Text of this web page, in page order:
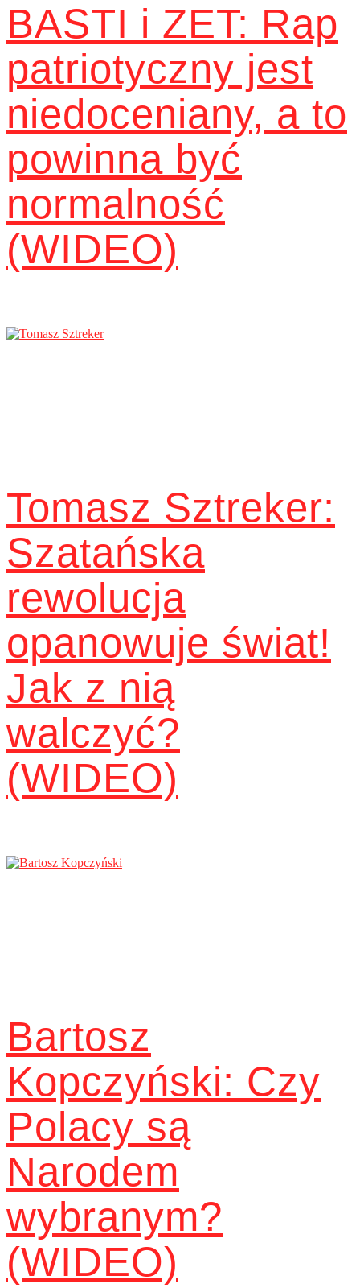
BASTI i ZET: Rap
patriotyczny jest
niedoceniany, a to
powinna być
normalność
(WIDEO)
Tomasz Sztreker:
Szatańska
rewolucja
opanowuje świat!
Jak z nią
walczyć?
(WIDEO)
Bartosz
Kopczyński: Czy
Polacy są
Narodem
wybranym?
(WIDEO)